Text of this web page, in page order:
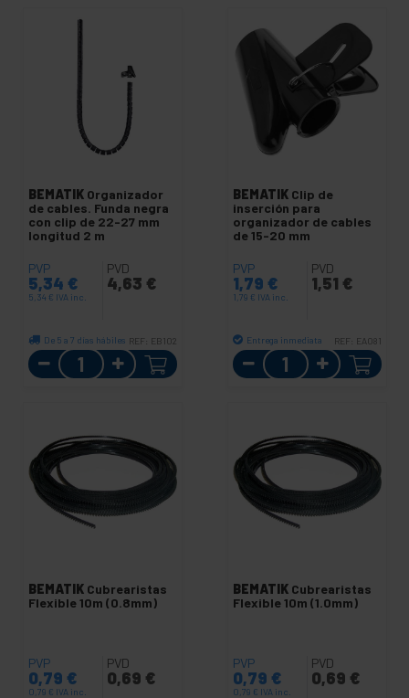
BEMATIK Organizador
de cables. Funda negra
con clip de 22-27 mm
longitud 2 m
PVP
5,34 €
5,34 € IVA inc.
PVD
4,63 €
De 5 a 7 días hábiles REF: EB102
Cantidad
BEMATIK Clip de
inserción para
organizador de cables
de 15-20 mm
PVP
1,79 €
1,79 € IVA inc.
PVD
1,51 €
Entrega inmediata REF: EA081
Cantidad
BEMATIK Cubrearistas
Flexible 10m (0.8mm)
PVP
0,79 €
0,79 € IVA inc.
PVD
0,69 €
BEMATIK Cubrearistas
Flexible 10m (1.0mm)
PVP
0,79 €
0,79 € IVA inc.
PVD
0,69 €